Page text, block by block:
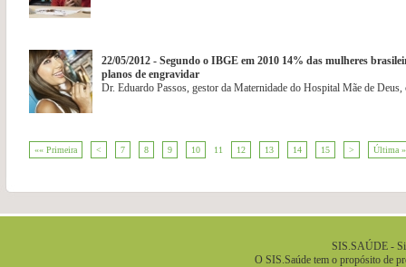
22/05/2012 - Segundo o IBGE em 2010 14% das mulheres
planos de engravidar
Dr. Eduardo Passos, gestor da Maternidade do Hospital Mãe de Deus,
«« Primeira < 7 8 9 10 11 12 13 14 15 > Última
SIS.SAÚDE -
O SIS.Saúde tem o propósito de